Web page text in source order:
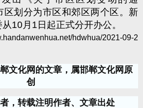
区划分为市区和郊区两个区。新
10 月 1 日起正式分开办公。
hdwhua/2021-09-2
文化网的文章，属邯郸文化网原
创
，转载注明作者、文章出处